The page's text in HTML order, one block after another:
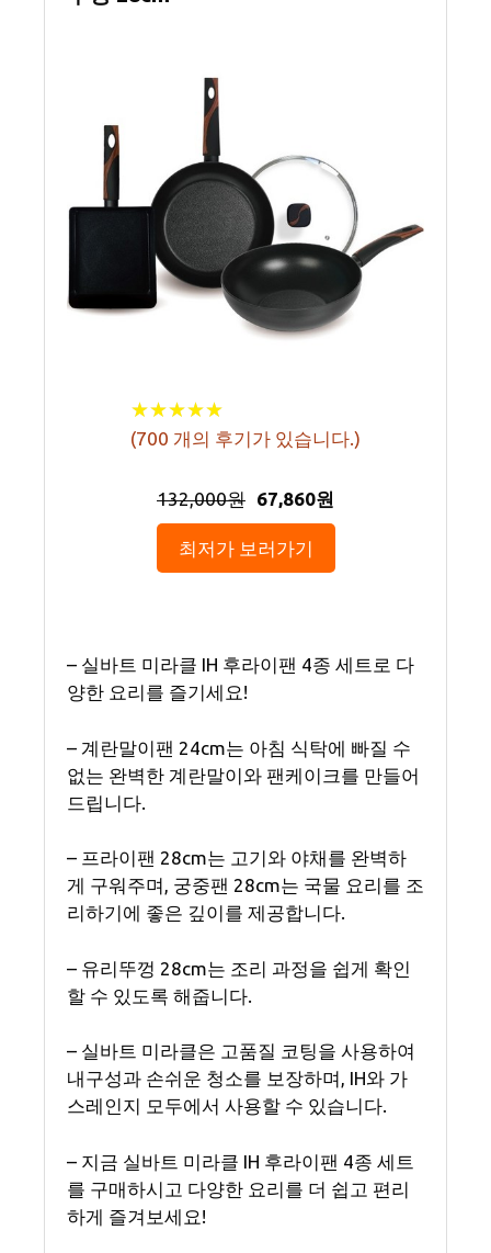
★★★★★
★★★★★
(700 개의 후기가 있습니다.)
132,000원 67,860원
최저가 보러가기
– 실바트 미라클 IH 후라이팬 4종 세트로 다
양한 요리를 즐기세요!
– 계란말이팬 24cm는 아침 식탁에 빠질 수
없는 완벽한 계란말이와 팬케이크를 만들어
드립니다.
– 프라이팬 28cm는 고기와 야채를 완벽하
게 구워주며, 궁중팬 28cm는 국물 요리를 조
리하기에 좋은 깊이를 제공합니다.
– 유리뚜껑 28cm는 조리 과정을 쉽게 확인
할 수 있도록 해줍니다.
– 실바트 미라클은 고품질 코팅을 사용하여
내구성과 손쉬운 청소를 보장하며, IH와 가
스레인지 모두에서 사용할 수 있습니다.
– 지금 실바트 미라클 IH 후라이팬 4종 세트
를 구매하시고 다양한 요리를 더 쉽고 편리
하게 즐겨보세요!